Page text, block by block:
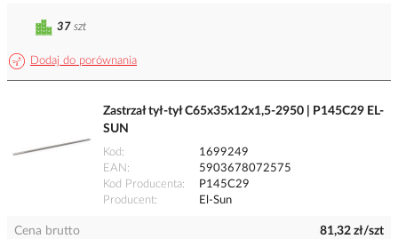
Dodaj do porównania
37 szt
Zastrzał tył-tył C65x35x12x1,5-2950 | P145C29 EL-
SUN
Kod
1699249
EAN
5903678072575
Kod Producenta
P145C29
Producent
El-Sun
Cena brutto 81,32 zł/szt